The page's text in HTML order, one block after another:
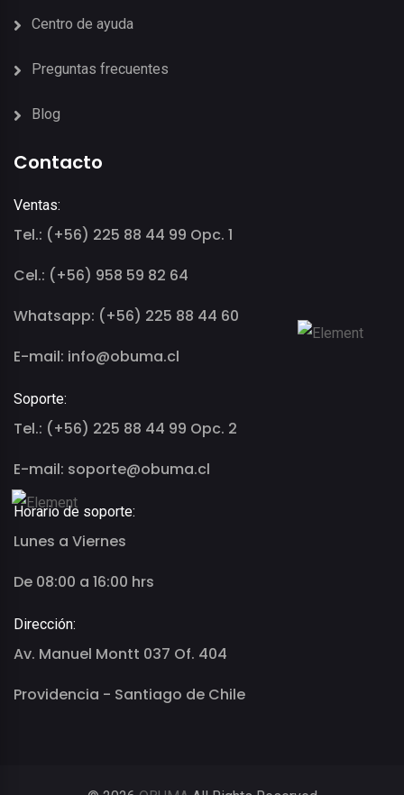
Centro de ayuda
Preguntas frecuentes
Blog
Contacto
Ventas:
Tel.: (+56) 225 88 44 99 Opc. 1
Cel.: (+56) 958 59 82 64
Whatsapp: (+56) 225 88 44 60
E-mail: info@obuma.cl
Soporte:
Tel.: (+56) 225 88 44 99 Opc. 2
E-mail: soporte@obuma.cl
Horario de soporte:
Lunes a Viernes
De 08:00 a 16:00 hrs
Dirección:
Av. Manuel Montt 037 Of. 404
Providencia - Santiago de Chile